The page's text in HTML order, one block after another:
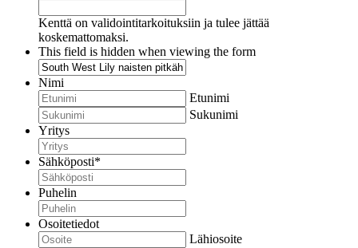
Kenttä on validointitarkoituksiin ja tulee jättää
koskemattomaksi.
This field is hidden when viewing the form
Nimi
Etunimi
Sukunimi
Yritys
Sähköposti*
Puhelin
Osoitetiedot
Lähiosoite